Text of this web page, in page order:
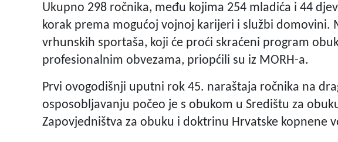
Ukupno 298 ročnika, među kojima 254 mladića i 44
korak prema mogućoj vojnoj karijeri i službi domovini.
vrhunskih sportaša, koji će proći skraćeni program
profesionalnim obvezama, priopćili su iz MORH-a.
Prvi ovogodišnji uputni rok 45. naraštaja ročnika na
osposobljavanju počeo je s obukom u Središtu za
Zapovjedništva za obuku i doktrinu Hrvatske kopnene